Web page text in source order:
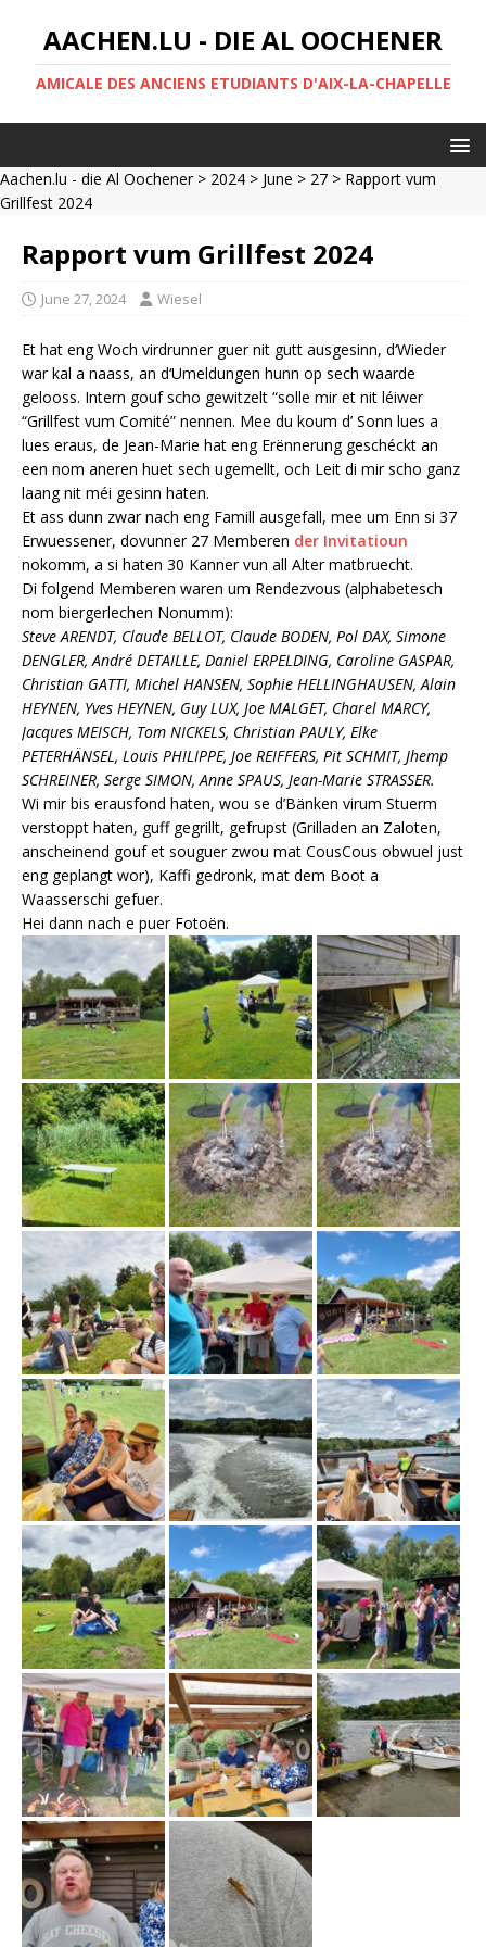
AACHEN.LU - DIE AL OOCHENER
AMICALE DES ANCIENS ETUDIANTS D'AIX-LA-CHAPELLE
Aachen.lu - die Al Oochener> 2024 > June > 27 > Rapport vum
Grillfest 2024
Rapport vum Grillfest 2024
June 27, 2024 Wiesel
Et hat eng Woch virdrunner guer nit gutt ausgesinn, d‘Wieder
war kal a naass, an d‘Umeldungen hunn op sech waarde
gelooss. Intern gouf scho gewitzelt “solle mir et nit léiwer
“Grillfest vum Comité” nennen. Mee du koum d’ Sonn lues a
lues eraus, de Jean-Marie hat eng Erënnerung geschéckt an
een nom aneren huet sech ugemellt, och Leit di mir scho ganz
laang nit méi gesinn haten.
Et ass dunn zwar nach eng Famill ausgefall, mee um Enn si 37
Erwuessener, dovunner 27 Memberen der Invitatioun
nokomm, a si haten 30 Kanner vun all Alter matbruecht.
Di folgend Memberen waren um Rendezvous (alphabetesch
nom biergerlechen Nonumm):
Steve ARENDT, Claude BELLOT, Claude BODEN, Pol DAX, Simone
DENGLER, André DETAILLE, Daniel ERPELDING, Caroline GASPAR,
Christian GATTI, Michel HANSEN, Sophie HELLINGHAUSEN, Alain
HEYNEN, Yves HEYNEN, Guy LUX, Joe MALGET, Charel MARCY,
Jacques MEISCH, Tom NICKELS, Christian PAULY, Elke
PETERHÄNSEL, Louis PHILIPPE, Joe REIFFERS, Pit SCHMIT, Jhemp
SCHREINER, Serge SIMON, Anne SPAUS, Jean-Marie STRASSER.
Wi mir bis erausfond haten, wou se d’Bänken virum Stuerm
verstoppt haten, guff gegrillt, gefrupst (Grilladen an Zaloten,
anscheinend gouf et souguer zwou mat CousCous obwuel just
eng geplangt wor), Kaffi gedronk, mat dem Boot a
Waasserschi gefuer.
Hei dann nach e puer Fotoën.